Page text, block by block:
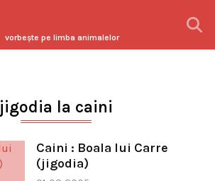
vorbeşte pe limba animalelor
jigodia la caini
Caini : Boala lui Carre
(jigodia)